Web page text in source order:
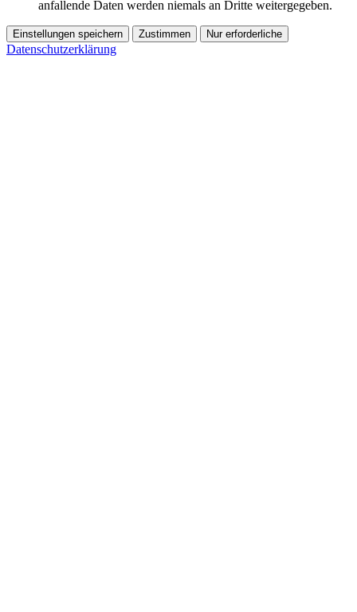
anfallende Daten werden niemals an Dritte weitergegeben.
Einstellungen speichern Zustimmen Nur erforderliche
Datenschutzerklärung